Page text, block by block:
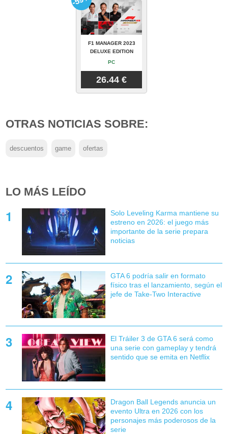
F1 MANAGER 2023
DELUXE EDITION
PC
26.44 €
OTRAS NOTICIAS SOBRE:
descuentos game ofertas
LO MÁS LEÍDO
Solo Leveling Karma mantiene su
estreno en 2026: el juego más
importante de la serie prepara
noticias
GTA 6 podría salir en formato
físico tras el lanzamiento, según el
jefe de Take-Two Interactive
El Tráiler 3 de GTA 6 será como
una serie con gameplay y tendrá
sentido que se emita en Netflix
Dragon Ball Legends anuncia un
evento Ultra en 2026 con los
personajes más poderosos de la
serie